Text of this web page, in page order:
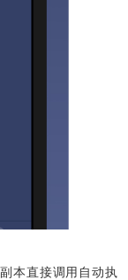
本直接调用自动执